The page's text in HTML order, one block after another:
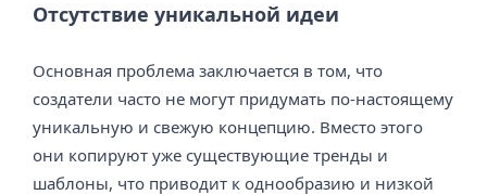
Отсутствие уникальной идеи
Основная проблема заключается в том, что
создатели часто не могут придумать по-настоящему
уникальную и свежую концепцию. Вместо этого
они копируют уже существующие тренды и
шаблоны, что приводит к однообразию и низкой